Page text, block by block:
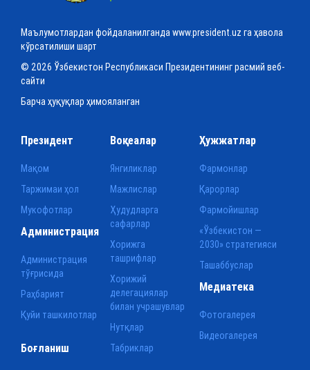
Маълумотлардан фойдаланилганда www.president.uz га ҳавола
кўрсатилиши шарт
© 2026 Ўзбекистон Республикаси Президентининг расмий веб-
сайти
Барча ҳуқуқлар ҳимояланган
Президент
Мақом
Таржимаи ҳол
Мукофотлар
Воқеалар
Янгиликлар
Мажлислар
Ҳудудларга
сафарлар
Хорижга
ташрифлар
Хорижий
делегациялар
билан учрашувлар
Нутқлар
Табриклар
Ҳужжатлар
Фармонлар
Қарорлар
Фармойишлар
«Ўзбекистон —
2030» стратегияси
Ташаббуслар
Администрация
Администрация
тўғрисида
Раҳбарият
Қуйи ташкилотлар
Медиатека
Фотогалерея
Видеогалерея
Боғланиш